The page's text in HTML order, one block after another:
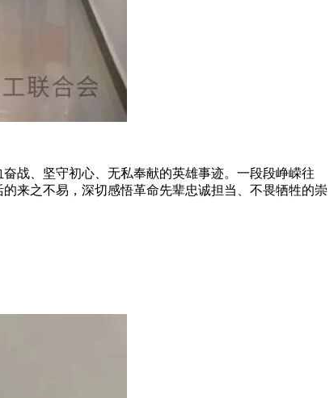
战、坚守初心、无私奉献的英雄事迹。一段段峥嵘往
来之不易，深切感悟革命先辈忠诚担当、不畏牺牲的崇